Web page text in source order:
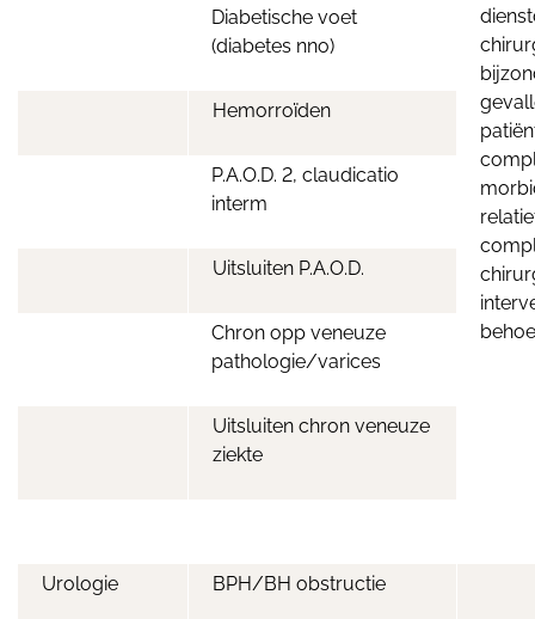
Diabetische voet
(diabetes nno)
Hemorroïden
P.A.O.D. 2, claudicatio
interm
Uitsluiten P.A.O.D.
Chron opp veneuze
pathologie/varices
Uitsluiten chron veneuze
ziekte
Urologie BPH/BH obstructie